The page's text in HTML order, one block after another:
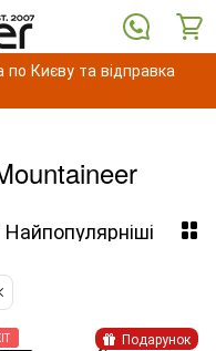
Києву та відправка
Найпопулярніші
Подарунок